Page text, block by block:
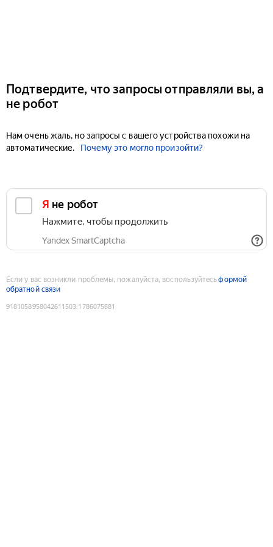
Подтвердите, что запросы отправляли вы, а
не робот
Нам очень жаль, но запросы с вашего устройства похожи на
автоматические.
Почему это могло произойти?
Я не робот
Нажмите, чтобы продолжить
Yandex SmartCaptcha
Если у вас возникли проблемы, пожалуйста, воспользуйтесьформой
обратной связи
9181058958042611503:1786075881